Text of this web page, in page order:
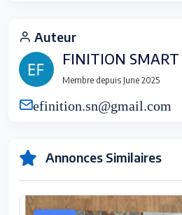
Auteur
FINITION SMART
Membre depuis June 2025
efinition.sn@gmail.com
Annonces Similaires